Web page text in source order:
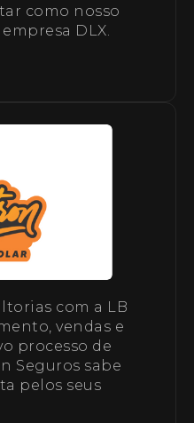
como nosso
DLX.
com a LB
vendas e
processo de
Seguros sabe
pelos seus